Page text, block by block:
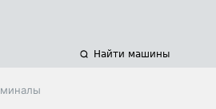
Найти машины